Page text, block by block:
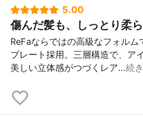
5.00
傷んだ髪も、しっとり柔
ReFaならではの高級なフォル
プレート採用。三層構造で、ア
美しい立体感がつづくレア…続